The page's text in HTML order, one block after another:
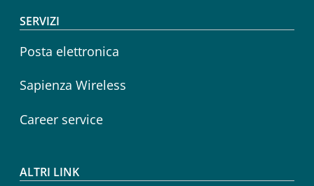
SERVIZI
Posta elettronica
Sapienza Wireless
Career service
ALTRI LINK